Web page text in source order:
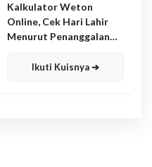
Kalkulator Weton
Online, Cek Hari Lahir
Menurut Penanggalan
Ikuti Kuisnya ➔